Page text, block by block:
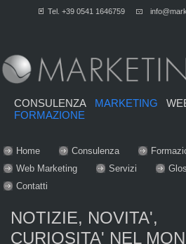
Tel. +39 0541 1646759
CONSULENZA MARKETING
FORMAZIONE
Home Consulenza
Web Marketing
Servizi
Contatti
NOTIZIE, NOVITA',
CURIOSITA' NEL